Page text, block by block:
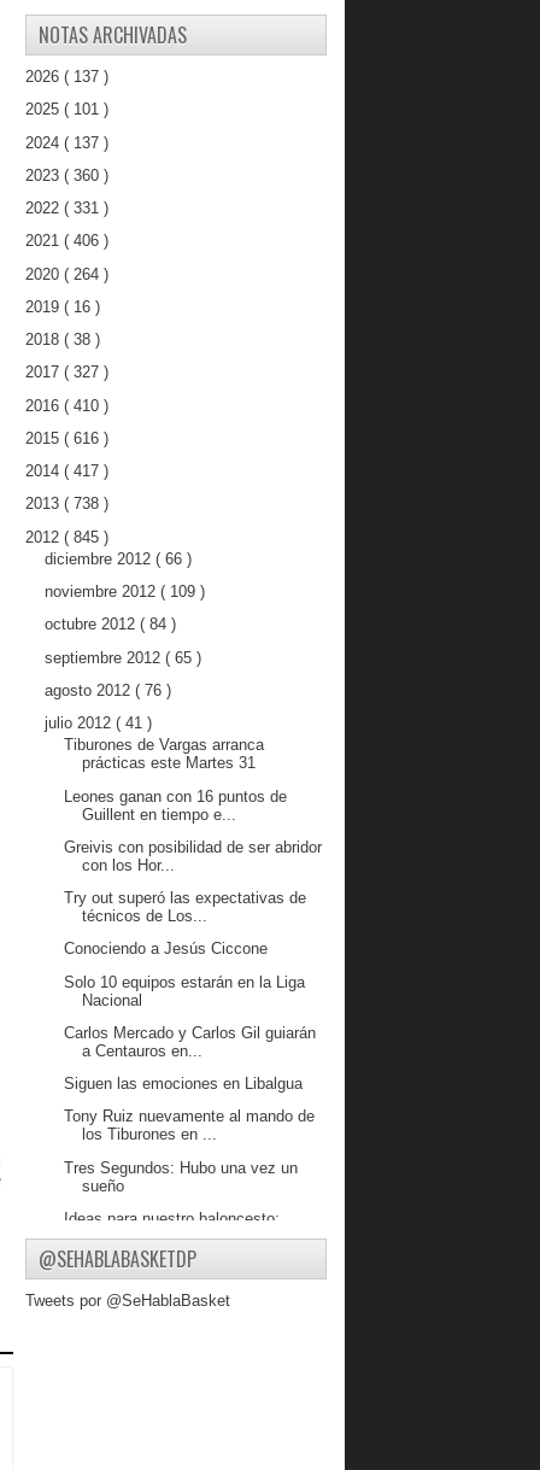
NOTAS ARCHIVADAS
2026 ( 137 )
2025 ( 101 )
2024 ( 137 )
2023 ( 360 )
2022 ( 331 )
2021 ( 406 )
2020 ( 264 )
2019 ( 16 )
2018 ( 38 )
2017 ( 327 )
2016 ( 410 )
2015 ( 616 )
2014 ( 417 )
2013 ( 738 )
2012 ( 845 )
diciembre 2012 ( 66 )
noviembre 2012 ( 109 )
octubre 2012 ( 84 )
septiembre 2012 ( 65 )
agosto 2012 ( 76 )
julio 2012 ( 41 )
Tiburones de Vargas arranca
prácticas este Martes 31
Leones ganan con 16 puntos de
Guillent en tiempo e...
Greivis con posibilidad de ser abridor
con los Hor...
Try out superó las expectativas de
técnicos de Los...
Conociendo a Jesús Ciccone
Solo 10 equipos estarán en la Liga
Nacional
Carlos Mercado y Carlos Gil guiarán
a Centauros en...
Siguen las emociones en Libalgua
Tony Ruiz nuevamente al mando de
los Tiburones en ...
Tres Segundos: Hubo una vez un
sueño
Ideas para nuestro baloncesto:
Selección 2018
Lanceros de Cojedes se prepara para
@SEHABLABASKETDP
Tweets por @SeHablaBasket